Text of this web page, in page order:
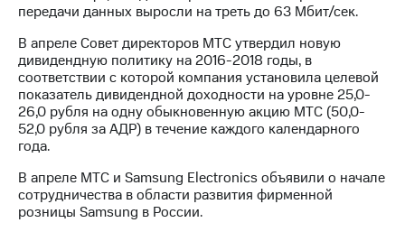
Финансовая
отчетность
Контакты
Новости
в
регионе
Корпоративное
управление
передачи данных выросли на треть до 63 Мбит/сек.
В апреле Совет директоров МТС утвердил новую
дивидендную политику на 2016-2018 годы, в
соответствии с которой компания установила целевой
показатель дивидендной доходности на уровне 25,0-
26,0 рубля на одну обыкновенную акцию МТС (50,0-
52,0 рубля за АДР) в течение каждого календарного
года.
В апреле МТС и Samsung Electronics объявили о начале
сотрудничества в области развития фирменной
розницы Samsung в России.